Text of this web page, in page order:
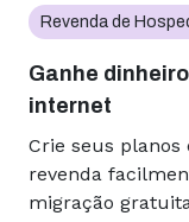
Revenda de
Ganhe
internet
Crie seus
revenda
migração